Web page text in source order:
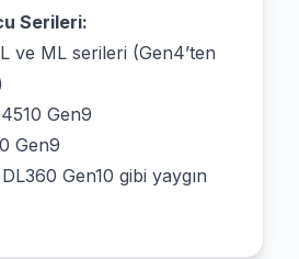
Serileri:
ve ML serileri (Gen4’ten
Gen9
Gen9
Gen10 gibi yaygın